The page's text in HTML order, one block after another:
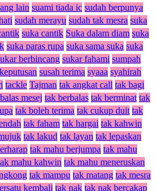
lain suami tiada ic sudah berpunya
sudah merayu sudah tak mesra suka
suka cantik Suka dalam diam suka
suka paras rupa suka sama suka suka
berbincang sukar fahami sumpah
susah terima syaaa syahirah
tackle Tajman tak angkat call tak bagi
mesej tak berbalas tak berminat tak
tak boleh terima tak cukup duit tak
tak faham tak hargai tak kahwin
tak lakud tak layan tak lepaskan
tak mahu berjumpa tak mahu
mahu kahwin tak mahu meneruskan
tak mampu tak matang tak mesra
kembali tak nak tak nak bercakap